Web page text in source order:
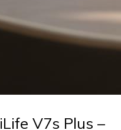
V7s Plus –